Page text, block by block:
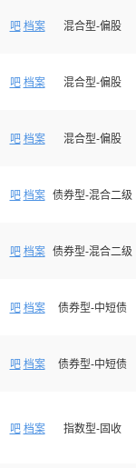
吧 档案 混合型-偏股
吧 档案 混合型-偏股
吧 档案 混合型-偏股
吧 档案 债券型-混合二级
吧 档案 债券型-混合二级
吧 档案 债券型-中短债
吧 档案 债券型-中短债
吧 档案 指数型-固收